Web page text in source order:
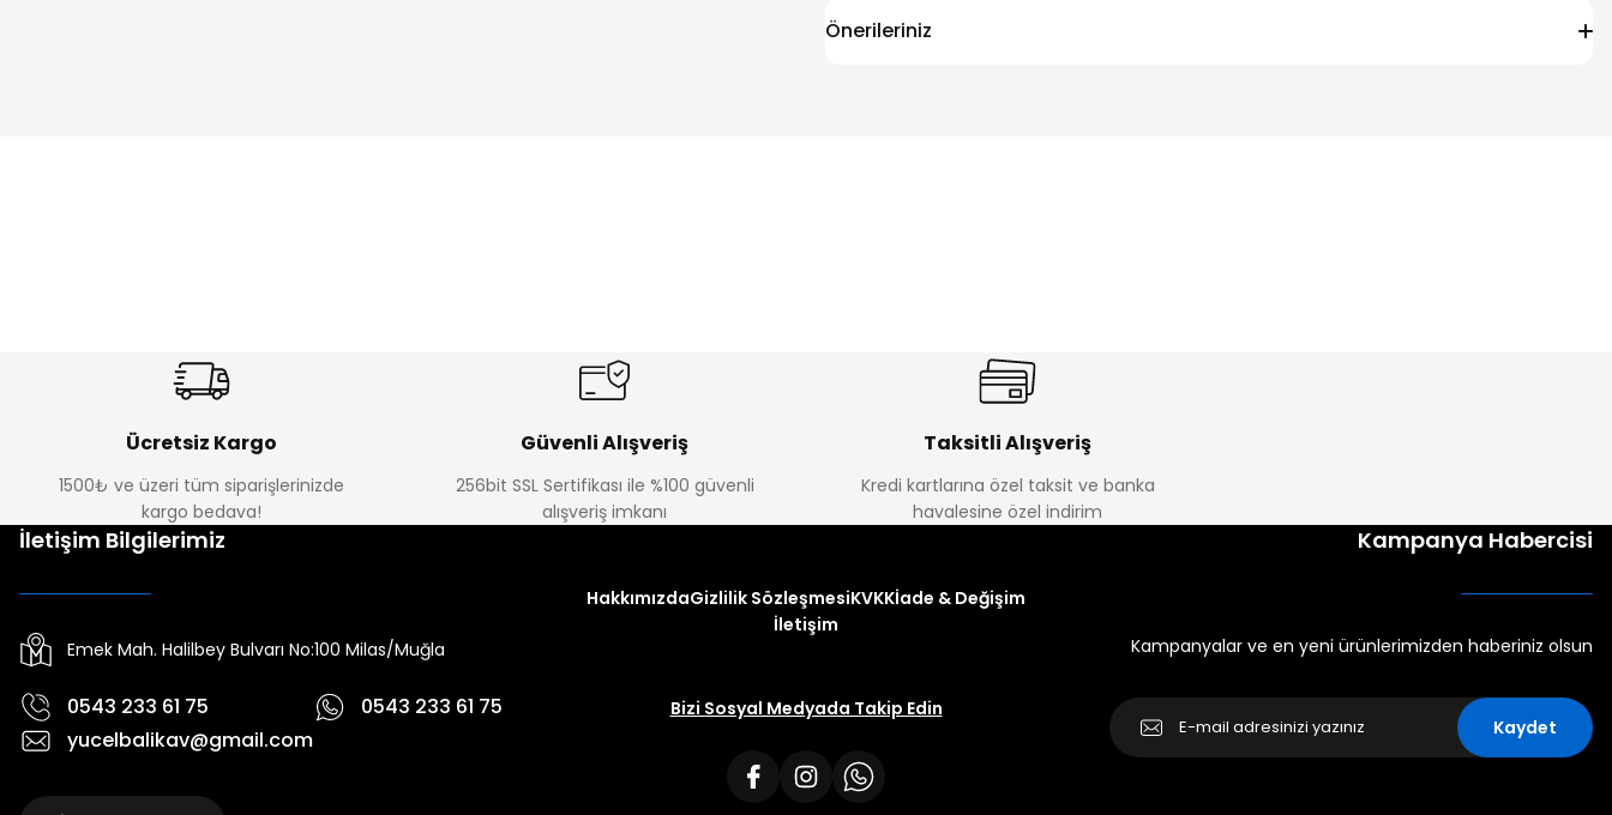
Önerileriniz
Ücretsiz Kargo
1500₺ ve üzeri tüm siparişlerinizde
kargo bedava!
Güvenli Alışveriş
256bit SSL Sertifikası ile %100 güvenli
alışveriş imkanı
Taksitli Alışveriş
Kredi kartlarına özel taksit ve banka
havalesine özel indirim
İletişim Bilgilerimiz
Emek Mah. Halilbey Bulvarı No:100 Milas/Muğla
0543 233 61 75
0543 233 61 75
yucelbalikav@gmail.com
HakkımızdaGizlilik SözleşmesiKVKKİade & Değişim
İletişim
Bizi Sosyal Medyada Takip Edin
Kampanya Habercisi
Kampanyalar ve en yeni ürünlerimizden haberiniz olsun
Kaydet